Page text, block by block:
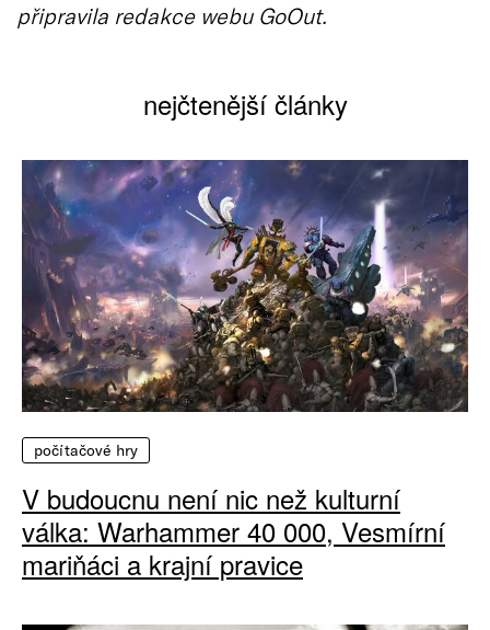
připravila redakce webu GoOut.
nejčtenější články
počítačové hry
V budoucnu není nic než kulturní
válka: Warhammer 40 000, Vesmírní
mariňáci a krajní pravice